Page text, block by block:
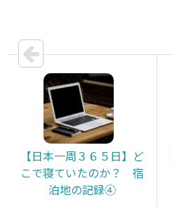
【日本一周３６５日】ど
こで寝ていたのか？ 宿
泊地の記録④